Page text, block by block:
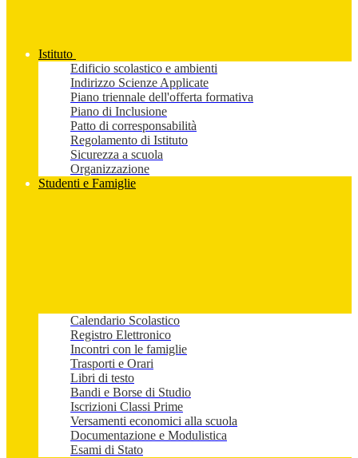
Istituto
Edificio scolastico e ambienti
Indirizzo Scienze Applicate
Piano triennale dell'offerta formativa
Piano di Inclusione
Patto di corresponsabilità
Regolamento di Istituto
Sicurezza a scuola
Organizzazione
Studenti e Famiglie
Calendario Scolastico
Registro Elettronico
Incontri con le famiglie
Trasporti e Orari
Libri di testo
Bandi e Borse di Studio
Iscrizioni Classi Prime
Versamenti economici alla scuola
Documentazione e Modulistica
Esami di Stato